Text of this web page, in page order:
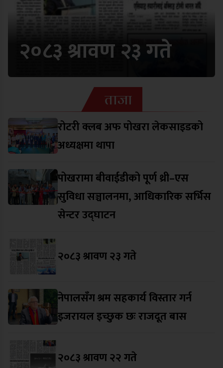
२०८३ श्रावण २३ गते
ताजा
रोटरी क्लब अफ पोखरा लेकसाइडको
अध्यक्षमा थापा
पोखरामा बीवाईडीको पूर्ण थ्री–एस
सुविधा सञ्चालनमा, आधिकारिक सर्भिस
सेन्टर उद्घाटन
२०८३ श्रावण २३ गते
नेपालसँग श्रम सहकार्य विस्तार गर्न
इजरायल इच्छुक छः राजदूत बास
२०८३ श्रावण २२ गते